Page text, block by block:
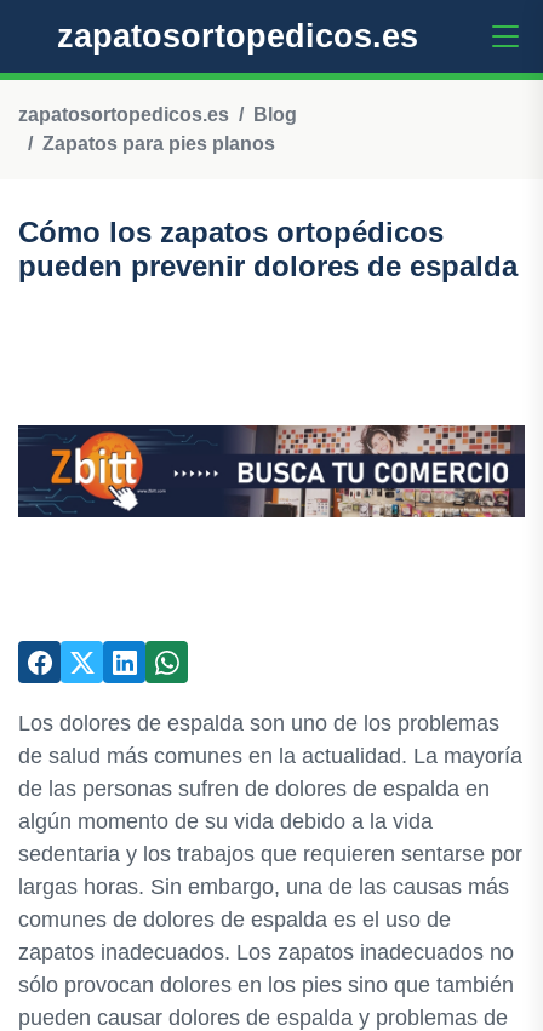
zapatosortopedicos.es
zapatosortopedicos.es
Blog
Zapatos para pies planos
Cómo los zapatos ortopédicos
pueden prevenir dolores de espalda
Los dolores de espalda son uno de los problemas
de salud más comunes en la actualidad. La mayoría
de las personas sufren de dolores de espalda en
algún momento de su vida debido a la vida
sedentaria y los trabajos que requieren sentarse por
largas horas. Sin embargo, una de las causas más
comunes de dolores de espalda es el uso de
zapatos inadecuados. Los zapatos inadecuados no
sólo provocan dolores en los pies sino que también
pueden causar dolores de espalda y problemas de